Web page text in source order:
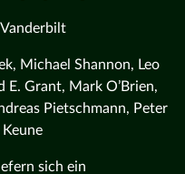
Michael Shannon, Leo
E. Grant, Mark O’Brien,
Pietschmann, Peter
sich ein